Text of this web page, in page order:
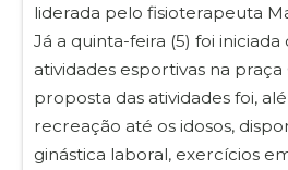
liderada pelo fisioterapeuta
Já a quinta-feira (5) foi
atividades esportivas na praça
proposta das atividades foi,
recreação até os idosos,
ginástica laboral, exercícios